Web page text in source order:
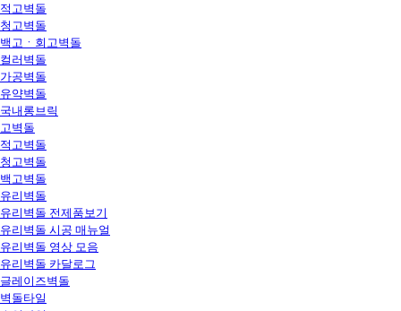
적고벽돌
청고벽돌
백고ㆍ회고벽돌
컬러벽돌
가공벽돌
유약벽돌
국내롱브릭
고벽돌
적고벽돌
청고벽돌
백고벽돌
유리벽돌
유리벽돌 전제품보기
유리벽돌 시공 매뉴얼
유리벽돌 영상 모음
유리벽돌 카달로그
글레이즈벽돌
벽돌타일